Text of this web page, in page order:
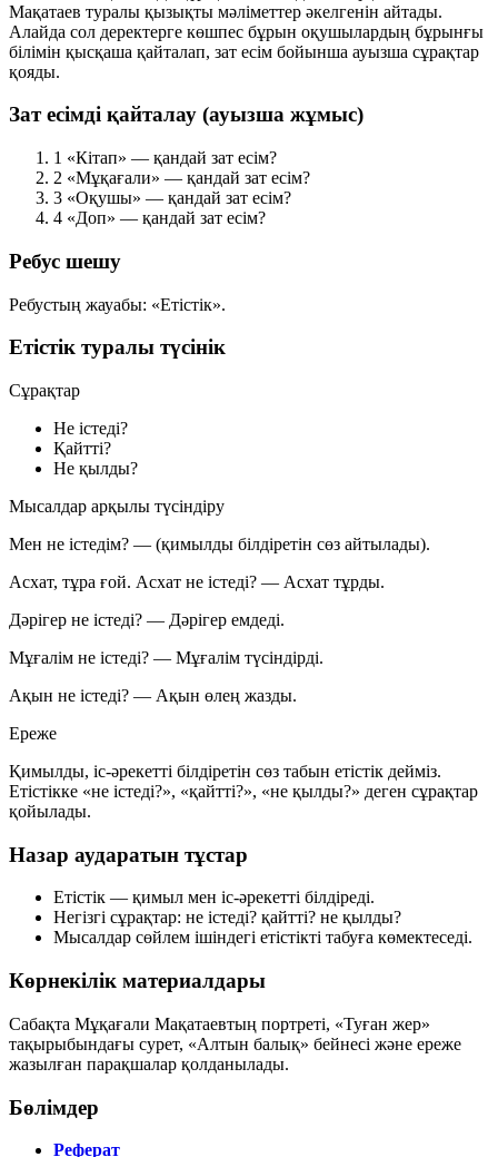
Мақатаев туралы қызықты мәліметтер әкелгенін айтады.
Алайда сол деректерге көшпес бұрын оқушылардың бұрынғы
білімін қысқаша қайталап, зат есім бойынша ауызша сұрақтар
қояды.
Зат есімді қайталау (ауызша жұмыс)
1 «Кітап» — қандай зат есім?
2 «Мұқағали» — қандай зат есім?
3 «Оқушы» — қандай зат есім?
4 «Доп» — қандай зат есім?
Ребус шешу
Ребустың жауабы: «Етістік».
Етістік туралы түсінік
Сұрақтар
Не істеді?
Қайтті?
Не қылды?
Мысалдар арқылы түсіндіру
Мен не істедім? — (қимылды білдіретін сөз айтылады).
Асхат, тұра ғой. Асхат не істеді? — Асхат тұрды.
Дәрігер не істеді? — Дәрігер емдеді.
Мұғалім не істеді? — Мұғалім түсіндірді.
Ақын не істеді? — Ақын өлең жазды.
Ереже
Қимылды, іс-әрекетті білдіретін сөз табын етістік дейміз.
Етістікке «не істеді?», «қайтті?», «не қылды?» деген сұрақтар
қойылады.
Назар аударатын тұстар
Етістік — қимыл мен іс-әрекетті білдіреді.
Негізгі сұрақтар: не істеді? қайтті? не қылды?
Мысалдар сөйлем ішіндегі етістікті табуға көмектеседі.
Көрнекілік материалдары
Сабақта Мұқағали Мақатаевтың портреті, «Туған жер»
тақырыбындағы сурет, «Алтын балық» бейнесі және ереже
жазылған парақшалар қолданылады.
Бөлімдер
Реферат